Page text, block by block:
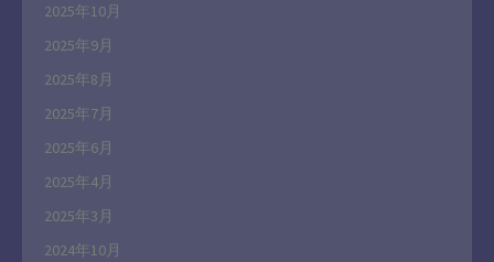
2025年10月
2025年9月
2025年8月
2025年7月
2025年6月
2025年4月
2025年3月
2024年10月